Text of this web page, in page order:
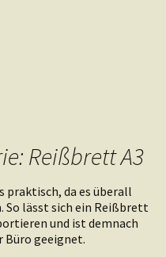
Reißbrett A3
praktisch, da es überall
So lässt sich ein Reißbrett
und ist demnach
Büro geeignet.